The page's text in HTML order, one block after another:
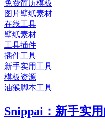
免费简历模板
图片壁纸素材
在线工具
壁纸素材
工具插件
插件工具
新手实用工具
模板资源
油猴脚本工具
Snippai：新手实